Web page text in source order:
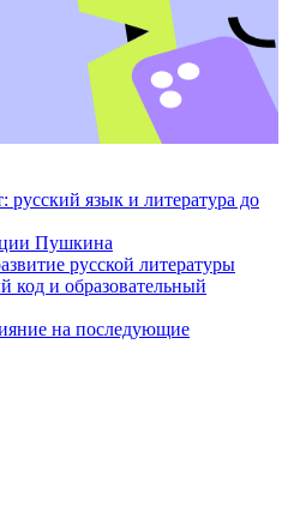
русский язык и литература до
Пушкина
русской литературы
код и образовательный
на последующие